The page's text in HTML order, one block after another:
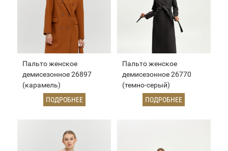
Пальто женское
демисезонное 26897
(карамель)
ПОДРОБНЕЕ
Пальто женское
демисезонное 26770
(темно-серый)
ПОДРОБНЕЕ